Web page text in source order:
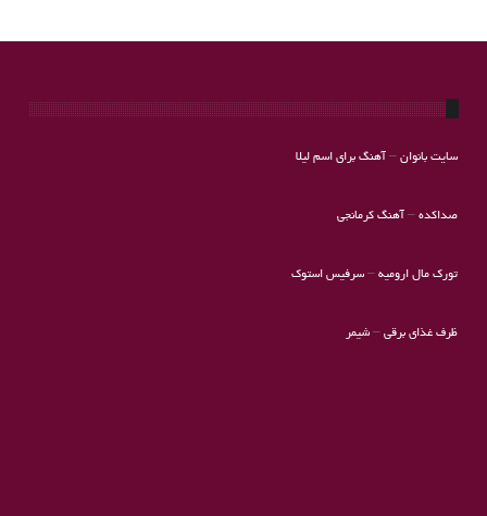
سایت بانوان– آهنگ برای اسم لیلا
صداکده– آهنگ کرمانجی
تورک مال ارومیه–سرفیس استوک
ظرف غذای برقی– شیمر